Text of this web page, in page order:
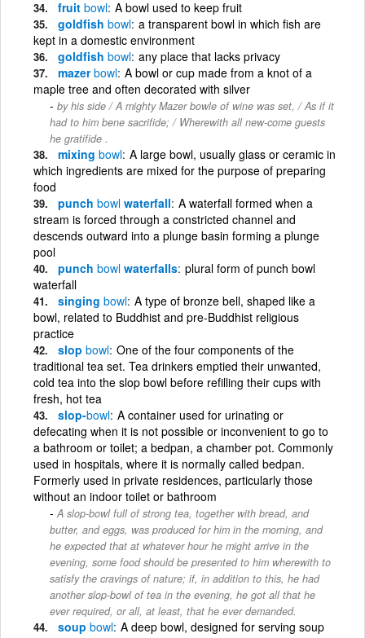
fruit bowl A bowl used to keep fruit
goldfish bowl a transparent bowl in which fish are
kept in a domestic environment
goldfish bowl any place that lacks privacy
mazerbowl A bowl or cup made from a knot of a
maple tree and often decorated with silver
by his side / A mighty Mazer bowle of wine was set, / As if it
had to him bene sacrifide; / Wherewith all new-come guests
he gratifide .
mixing bowl A large bowl, usually glass or ceramic in
which ingredients are mixed for the purpose of preparing
food
punch bowl waterfall A waterfall formed when a
stream is forced through a constricted channel and
descends outward into a plunge basin forming a plunge
pool
punch bowl waterfalls plural form of punch bowl
waterfall
singing bowl A type of bronze bell, shaped like a
bowl, related to Buddhist and pre-Buddhist religious
practice
slop bowl One of the four components of the
traditional tea set. Tea drinkers emptied their unwanted,
cold tea into the slop bowl before refilling their cups with
fresh, hot tea
slop-bowl A container used for urinating or
defecating when it is not possible or inconvenient to go to
a bathroom or toilet; a bedpan, a chamber pot. Commonly
used in hospitals, where it is normally called bedpan.
Formerly used in private residences, particularly those
without an indoor toilet or bathroom
A slop-bowl full of strong tea, together with bread, and
butter, and eggs, was produced for him in the morning, and
he expected that at whatever hour he might arrive in the
evening, some food should be presented to him wherewith to
satisfy the cravings of nature; if, in addition to this, he had
another slop-bowl of tea in the evening, he got all that he
ever required, or all, at least, that he ever demanded.
soup bowl A deep bowl, designed for serving soup